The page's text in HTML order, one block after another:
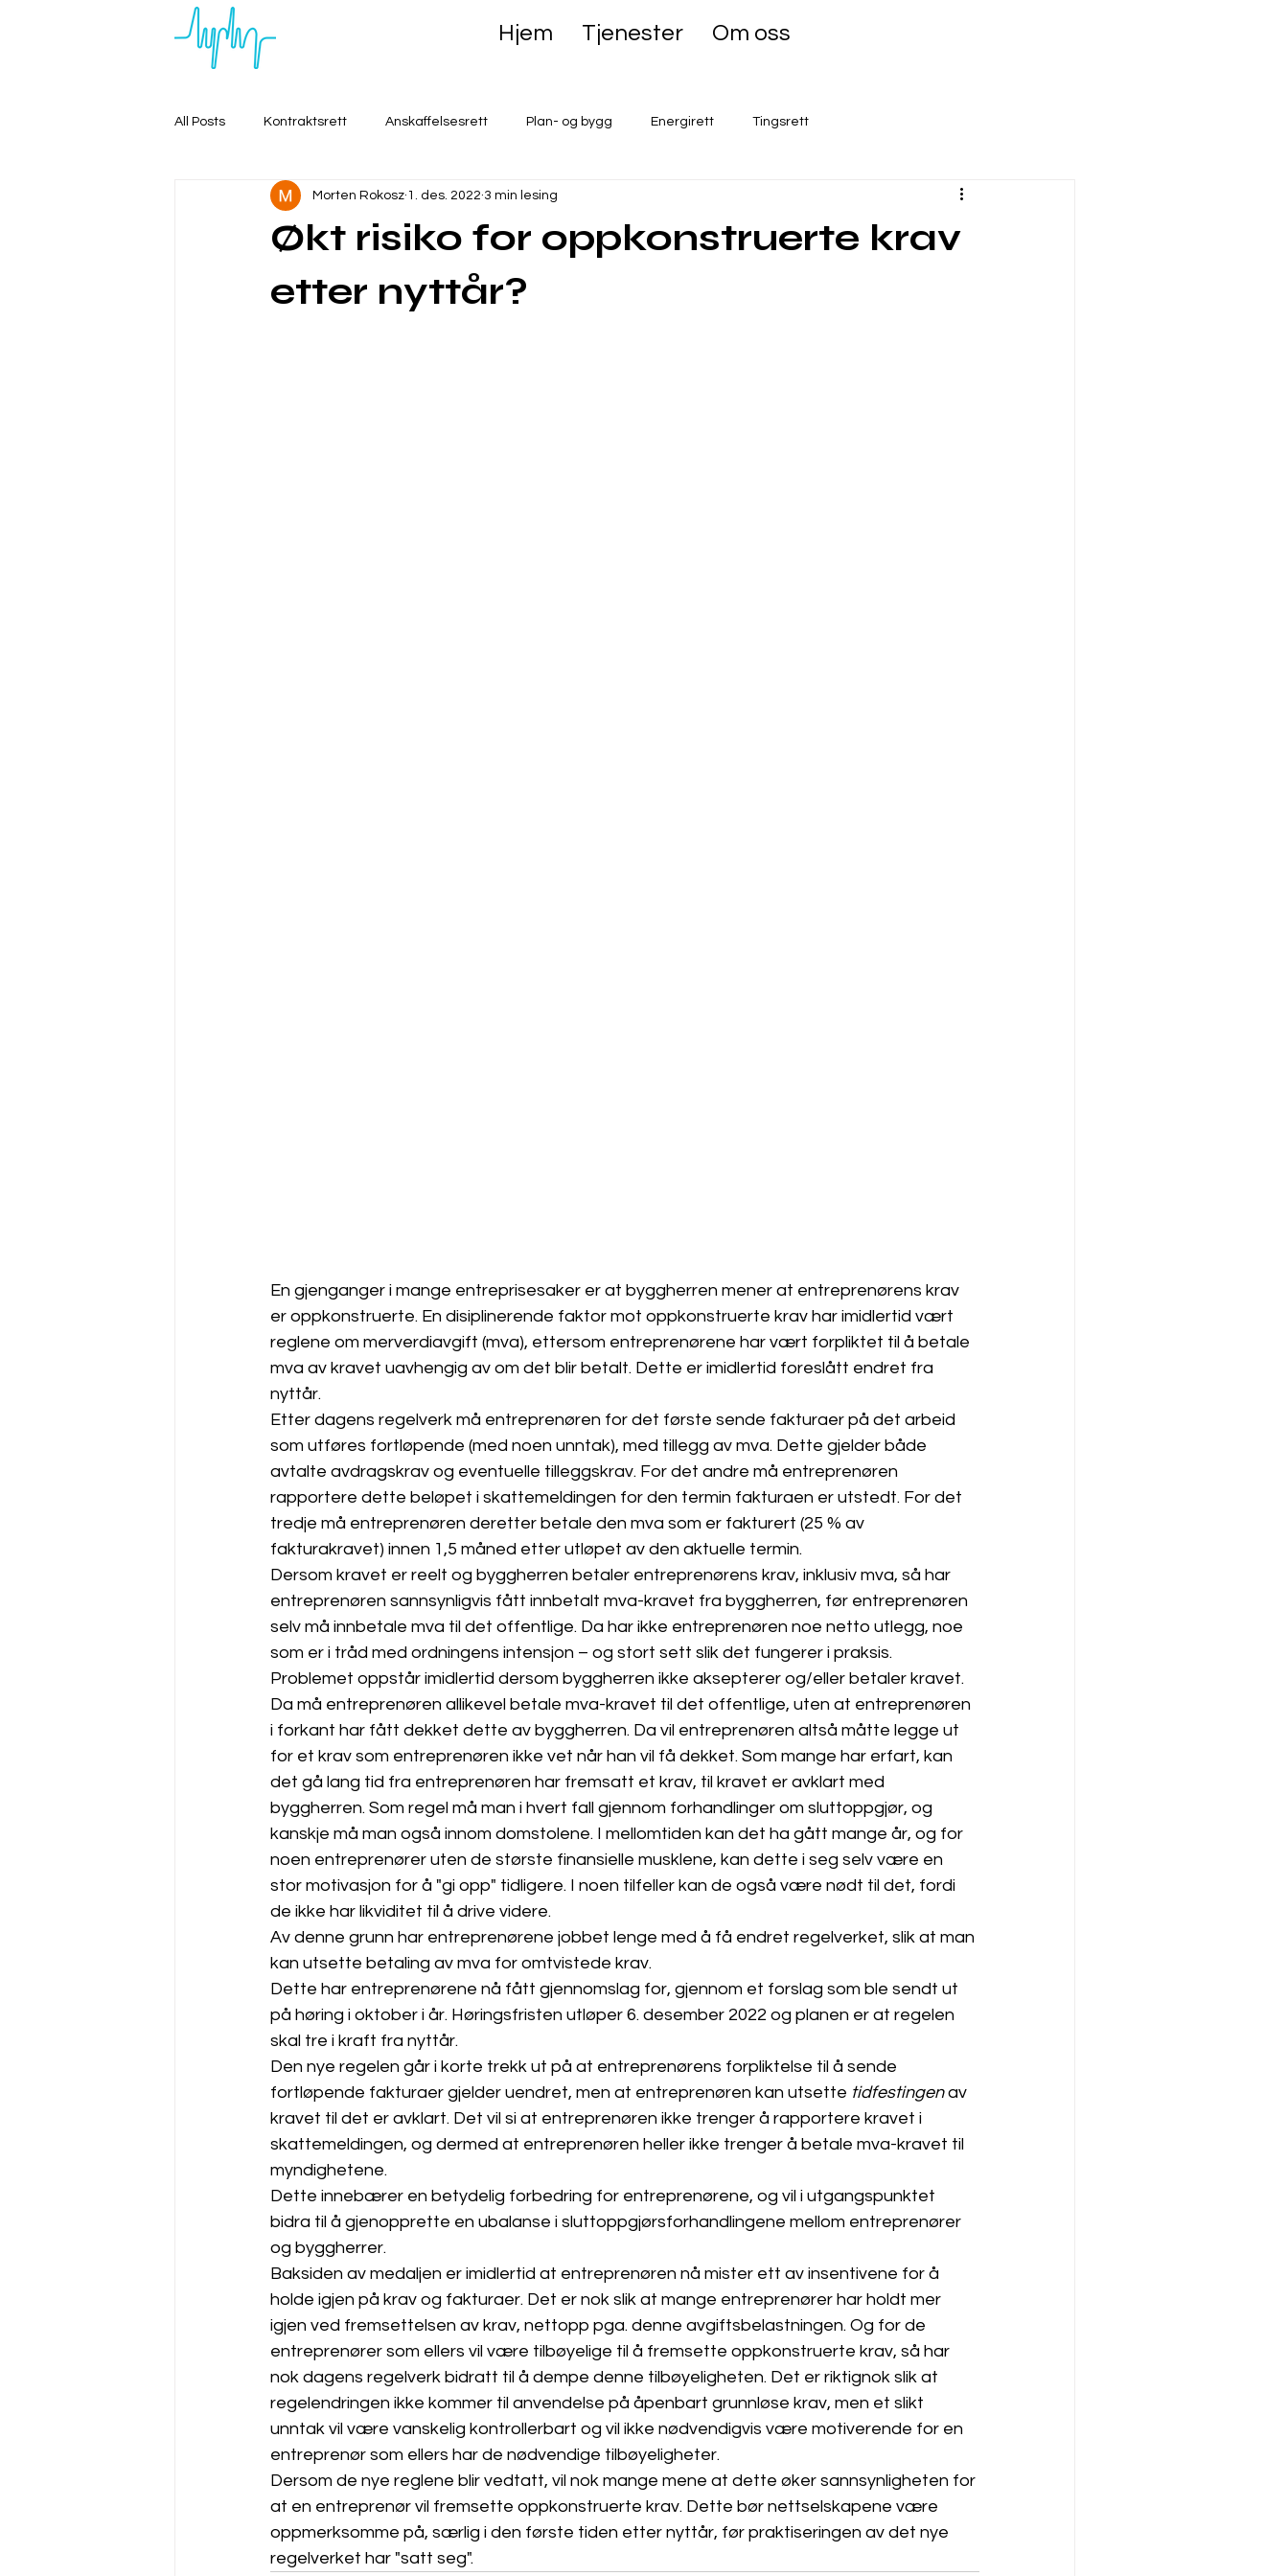
Hjem Tjenester Om oss
All Posts Kontraktsrett Anskaffelsesrett Plan- og bygg Energirett Tingsrett
Økt risiko for oppkonstruerte krav
etter nyttår?
Morten Rokosz 1. des. 2022 3 min lesing
En gjenganger i mange entreprisesaker er at byggherren mener at entreprenørens krav
er oppkonstruerte. En disiplinerende faktor mot oppkonstruerte krav har imidlertid vært
reglene om merverdiavgift (mva), ettersom entreprenørene har vært forpliktet til å betale
mva av kravet uavhengig av om det blir betalt. Dette er imidlertid foreslått endret fra
nyttår.
Etter dagens regelverk må entreprenøren for det første sende fakturaer på det arbeid
som utføres fortløpende (med noen unntak), med tillegg av mva. Dette gjelder både
avtalte avdragskrav og eventuelle tilleggskrav. For det andre må entreprenøren
rapportere dette beløpet i skattemeldingen for den termin fakturaen er utstedt. For det
tredje må entreprenøren deretter betale den mva som er fakturert (25 % av
fakturakravet) innen 1,5 måned etter utløpet av den aktuelle termin.
Dersom kravet er reelt og byggherren betaler entreprenørens krav, inklusiv mva, så har
entreprenøren sannsynligvis fått innbetalt mva-kravet fra byggherren, før entreprenøren
selv må innbetale mva til det offentlige. Da har ikke entreprenøren noe netto utlegg, noe
som er i tråd med ordningens intensjon – og stort sett slik det fungerer i praksis.
Problemet oppstår imidlertid dersom byggherren ikke aksepterer og/eller betaler kravet.
Da må entreprenøren allikevel betale mva-kravet til det offentlige, uten at entreprenøren
i forkant har fått dekket dette av byggherren. Da vil entreprenøren altså måtte legge ut
for et krav som entreprenøren ikke vet når han vil få dekket. Som mange har erfart, kan
det gå lang tid fra entreprenøren har fremsatt et krav, til kravet er avklart med
byggherren. Som regel må man i hvert fall gjennom forhandlinger om sluttoppgjør, og
kanskje må man også innom domstolene. I mellomtiden kan det ha gått mange år, og for
noen entreprenører uten de største finansielle musklene, kan dette i seg selv være en
stor motivasjon for å "gi opp" tidligere. I noen tilfeller kan de også være nødt til det, fordi
de ikke har likviditet til å drive videre.
Av denne grunn har entreprenørene jobbet lenge med å få endret regelverket, slik at man
kan utsette betaling av mva for omtvistede krav.
Dette har entreprenørene nå fått gjennomslag for, gjennom et forslag som ble sendt ut
på høring i oktober i år. Høringsfristen utløper 6. desember 2022 og planen er at regelen
skal tre i kraft fra nyttår.
Den nye regelen går i korte trekk ut på at entreprenørens forpliktelse til å sende
fortløpende fakturaer gjelder uendret, men at entreprenøren kan utsette tidfestingen av
kravet til det er avklart. Det vil si at entreprenøren ikke trenger å rapportere kravet i
skattemeldingen, og dermed at entreprenøren heller ikke trenger å betale mva-kravet til
myndighetene.
Dette innebærer en betydelig forbedring for entreprenørene, og vil i utgangspunktet
bidra til å gjenopprette en ubalanse i sluttoppgjørsforhandlingene mellom entreprenører
og byggherrer.
Baksiden av medaljen er imidlertid at entreprenøren nå mister ett av insentivene for å
holde igjen på krav og fakturaer. Det er nok slik at mange entreprenører har holdt mer
igjen ved fremsettelsen av krav, nettopp pga. denne avgiftsbelastningen. Og for de
entreprenører som ellers vil være tilbøyelige til å fremsette oppkonstruerte krav, så har
nok dagens regelverk bidratt til å dempe denne tilbøyeligheten. Det er riktignok slik at
regelendringen ikke kommer til anvendelse på åpenbart grunnløse krav, men et slikt
unntak vil være vanskelig kontrollerbart og vil ikke nødvendigvis være motiverende for en
entreprenør som ellers har de nødvendige tilbøyeligheter.
Dersom de nye reglene blir vedtatt, vil nok mange mene at dette øker sannsynligheten for
at en entreprenør vil fremsette oppkonstruerte krav. Dette bør nettselskapene være
oppmerksomme på, særlig i den første tiden etter nyttår, før praktiseringen av det nye
regelverket har "satt seg".